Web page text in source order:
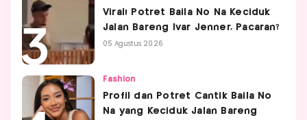
Viral! Potret Baila No Na Keciduk
Jalan Bareng Ivar Jenner, Pacaran?
05 Agustus 2026
Fashion
Profil dan Potret Cantik Baila No
Na yang Keciduk Jalan Bareng